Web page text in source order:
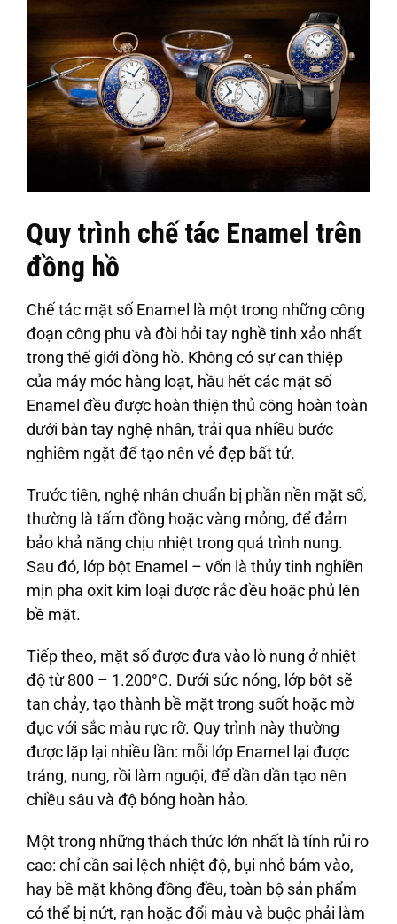
Quy trình chế tác Enamel trên
đồng hồ
Chế tác mặt số Enamel là một trong những công
đoạn công phu và đòi hỏi tay nghề tinh xảo nhất
trong thế giới đồng hồ. Không có sự can thiệp
của máy móc hàng loạt, hầu hết các mặt số
Enamel đều được hoàn thiện thủ công hoàn toàn
dưới bàn tay nghệ nhân, trải qua nhiều bước
nghiêm ngặt để tạo nên vẻ đẹp bất tử.
Trước tiên, nghệ nhân chuẩn bị phần nền mặt số,
thường là tấm đồng hoặc vàng mỏng, để đảm
bảo khả năng chịu nhiệt trong quá trình nung.
Sau đó, lớp bột Enamel – vốn là thủy tinh nghiền
mịn pha oxit kim loại được rắc đều hoặc phủ lên
bề mặt.
Tiếp theo, mặt số được đưa vào lò nung ở nhiệt
độ từ 800 – 1.200°C. Dưới sức nóng, lớp bột sẽ
tan chảy, tạo thành bề mặt trong suốt hoặc mờ
đục với sắc màu rực rỡ. Quy trình này thường
được lặp lại nhiều lần: mỗi lớp Enamel lại được
tráng, nung, rồi làm nguội, để dần dần tạo nên
chiều sâu và độ bóng hoàn hảo.
Một trong những thách thức lớn nhất là tính rủi ro
cao: chỉ cần sai lệch nhiệt độ, bụi nhỏ bám vào,
hay bề mặt không đồng đều, toàn bộ sản phẩm
có thể bị nứt, rạn hoặc đổi màu và buộc phải làm